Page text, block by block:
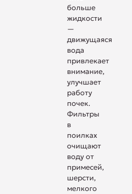
больше
жидкости
—
движущаяся
вода
привлекает
внимание,
улучшает
работу
почек.
Фильтры
в
поилках
очищают
воду от
примесей,
шерсти,
мелкого